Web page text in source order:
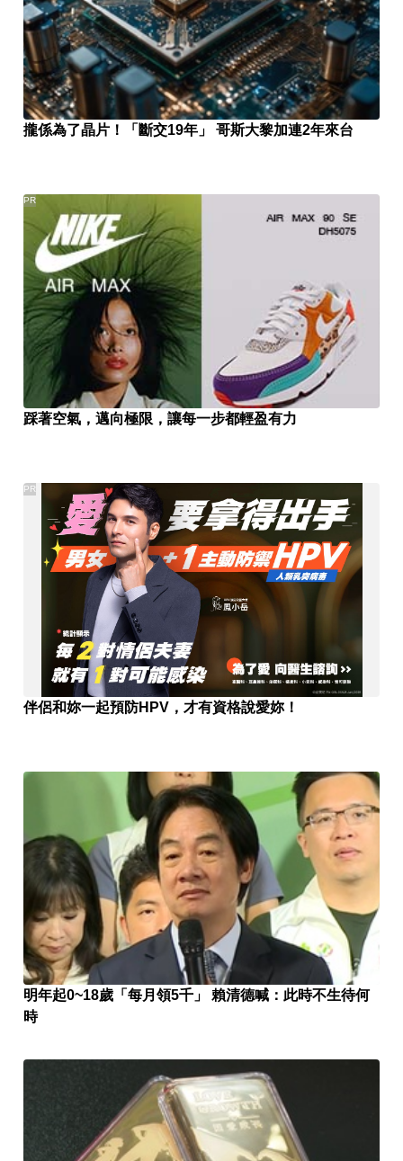
攏係為了晶片！「斷交19年」 哥斯大黎加連2年來台
踩著空氣，邁向極限，讓每一步都輕盈有力
PR
伴侶和妳一起預防HPV，才有資格說愛妳！
PR
明年起0~18歲「每月領5千」 賴清德喊：此時不生待何
時